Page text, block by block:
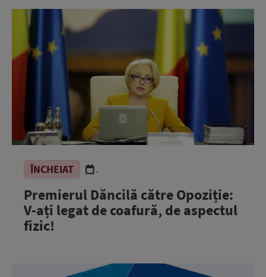
ÎNCHEIAT .
Premierul Dăncilă către Opoziție:
V-ați legat de coafură, de aspectul
fizic!